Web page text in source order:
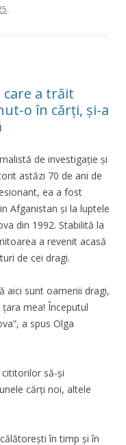
.
care a trăit
o în cărți, și-a
de investigație și
astăzi 70 de ani de
ea a fost
Afganistan și la luptele
din 1992. Stabilită la
a revenit acasă
de cei dragi.
aici sunt oamenii dragi,
mea! Începutul
a spus Olga
să-și
cărți noi, altele
în timp și în